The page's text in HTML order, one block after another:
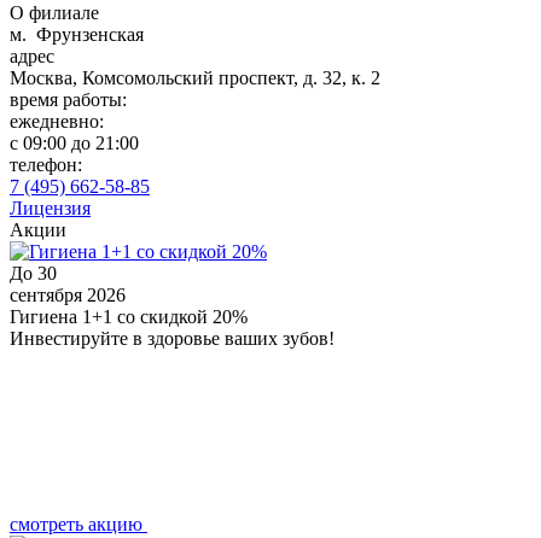
О филиале
м. Фрунзенская
адрес
Москва, Комсомольский проспект, д. 32, к. 2
время работы:
ежедневно:
с 09:00 до 21:00
телефон:
7 (495) 662-58-85
Лицензия
Акции
До 30
сентября 2026
Гигиена 1+1 со скидкой 20%
Инвестируйте в здоровье ваших зубов!
смотреть акцию